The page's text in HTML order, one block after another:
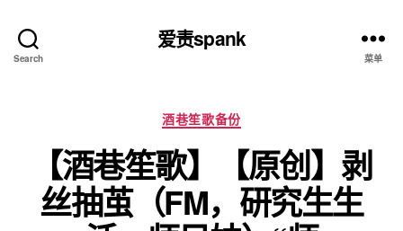
Search
爱责spank
菜单
分
类
酒巷笙歌备份
【酒巷笙歌】【原创】剥
丝抽茧（FM，研究生生